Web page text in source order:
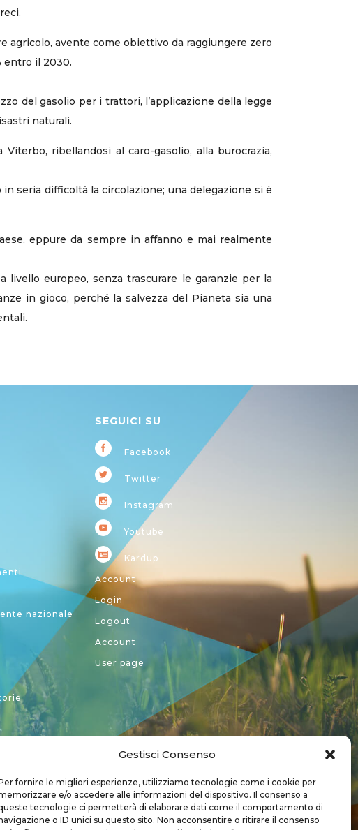
Gestisci Consenso
fornire le migliori esperienze, utilizziamo tecnologie come i cookie per
e/o accedere alle informazioni del dispositivo. Il consenso a
tecnologie ci permetterà di elaborare dati come il comportamento di
o ID unici su questo sito. Non acconsentire o ritirare il consenso
agricolo, avente come obiettivo da raggiungere zero
entro il 2030.
del gasolio per i trattori, l’applicazione della legge
naturali.
ribellandosi al caro-gasolio, alla burocrazia,
seria difficoltà la circolazione; una delegazione si è
eppure da sempre in affanno e mai realmente
europeo, senza trascurare le garanzie per la
in gioco, perché la salvezza del Pianeta sia una
nazionale
politica CREA
SEGUICI SU
Facebook
Twitter
Instagram
Youtube
Kardup
Account
Login
Logout
Account
User page